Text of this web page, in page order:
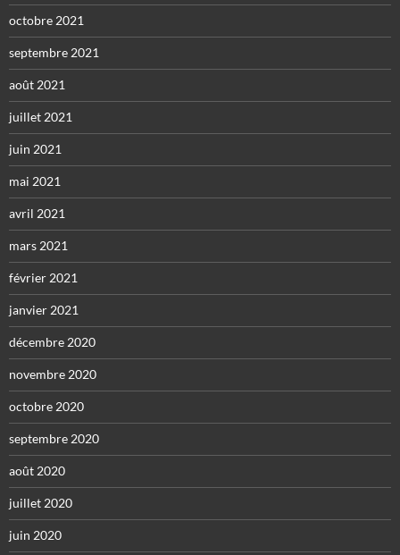
octobre 2021
septembre 2021
août 2021
juillet 2021
juin 2021
mai 2021
avril 2021
mars 2021
février 2021
janvier 2021
décembre 2020
novembre 2020
octobre 2020
septembre 2020
août 2020
juillet 2020
juin 2020